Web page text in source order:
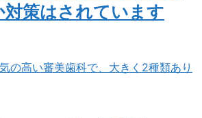
対策はされています
の高い審美歯科で、大きく2種類あり